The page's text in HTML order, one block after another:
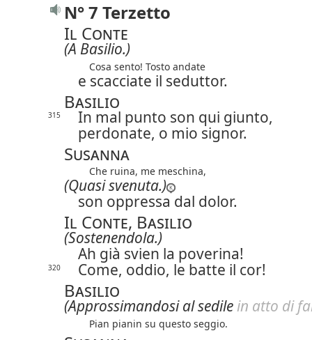
N° 7 Terzetto
Il Conte
(A Basilio.)
Cosa sento! Tosto andate
e scacciate il seduttor.
Basilio
315
In mal punto son qui giunto,
perdonate, o mio signor.
Susanna
Che ruina, me meschina,
(Quasi svenuta.)
son oppressa dal dolor.
Il Conte, Basilio
(Sostenendola.)
Ah già svien la poverina!
320 Come, oddio, le batte il cor!
Basilio
(Approssimandosi al sedilein atto di
Pian pianin su questo seggio.